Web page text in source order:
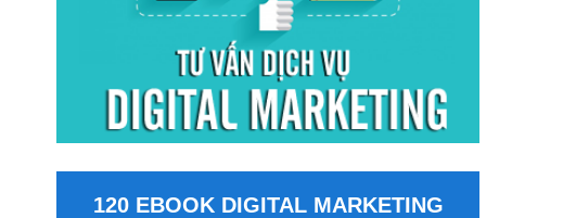
120 EBOOK DIGITAL MARKETING